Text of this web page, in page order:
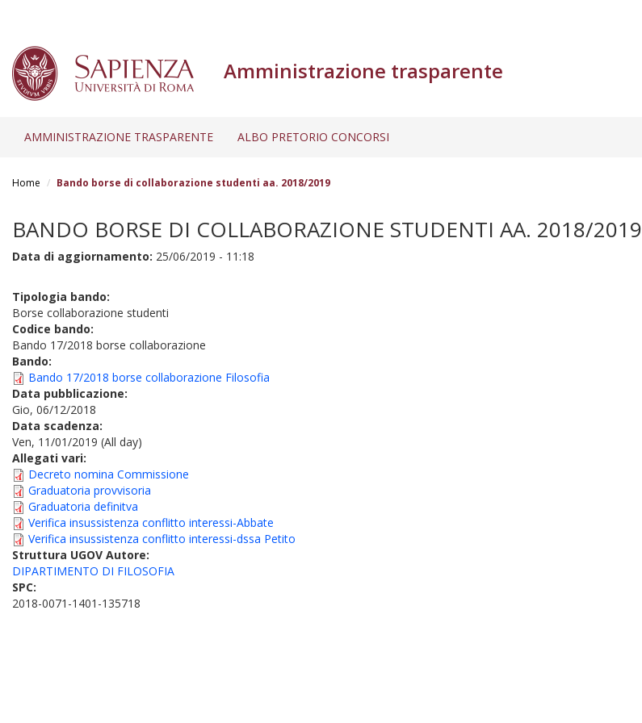
Amministrazione trasparente
AMMINISTRAZIONE TRASPARENTE ALBO PRETORIO CONCORSI
Home Bando borse di collaborazione studenti aa. 2018/2019
BANDO BORSE DI COLLABORAZIONE STUDENTI AA. 2018/2019
Data di aggiornamento: 25/06/2019 - 11:18
Tipologia bando:
Borse collaborazione studenti
Codice bando:
Bando 17/2018 borse collaborazione
Bando:
Bando 17/2018 borse collaborazione Filosofia
Data pubblicazione:
Gio, 06/12/2018
Data scadenza:
Ven, 11/01/2019 (All day)
Allegati vari:
Decreto nomina Commissione
Graduatoria provvisoria
Graduatoria definitva
Verifica insussistenza conflitto interessi-Abbate
Verifica insussistenza conflitto interessi-dssa Petito
Struttura UGOV Autore:
DIPARTIMENTO DI FILOSOFIA
SPC:
2018-0071-1401-135718